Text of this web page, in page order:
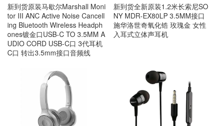
新到货原装马歇尔Marshall Moni
tor III ANC Active Noise Cancell
ing Bluetooth Wireless Headph
ones镀金口USB-C TO 3.5MM A
UDIO CORD USB-C口 3代耳机
C口 转出3.5mm接口音频线
新到货全新原装1.2米长索尼SO
NY MDR-EX80LP 3.5MM接口
施华洛世奇氧化锆 玫瑰金 女性
入耳式立体声耳机